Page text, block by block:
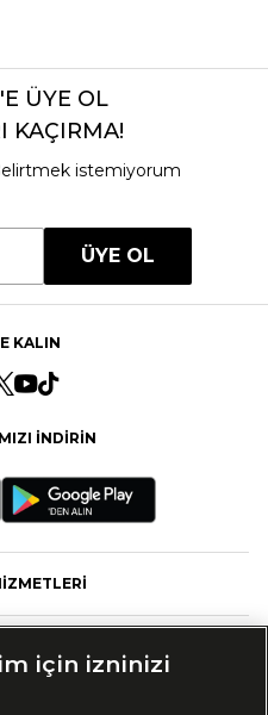
ÜYE OL
KAÇIRMA!
istemiyorum
ÜYE OL
KALIN
İNDİRİN
için izninizi